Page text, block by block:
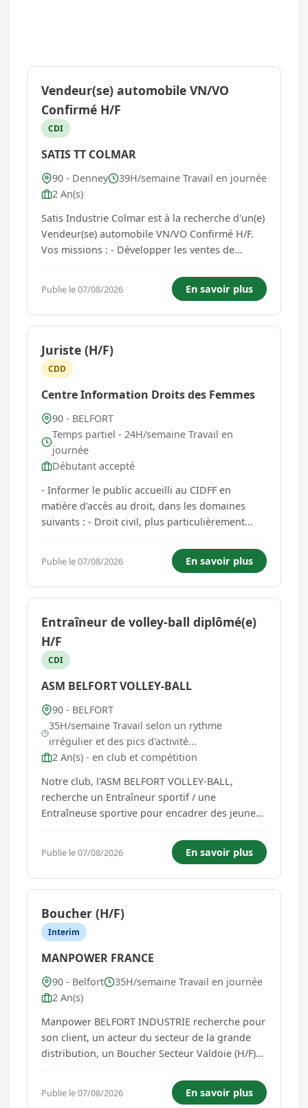
Vendeur(se) automobile VN/VO
Confirmé H/F
CDI
SATIS TT COLMAR
90 - Denney
39H/semaine Travail en journée
2 An(s)
Satis Industrie Colmar est à la recherche d'un(e)
Vendeur(se) automobile VN/VO Confirmé H/F.
Vos missions : - Développer les ventes de
clientèle de particuliers et de professionnels. -
Prospecter activement de nouveaux clients et
développer votre po...
Publie le 07/08/2026 En savoir plus
Juriste (H/F)
CDD
Centre Information Droits des Femmes
90 - BELFORT
Temps partiel - 24H/semaine Travail en
journée
Débutant accepté
- Informer le public accueilli au CIDFF en
matière d'accès au droit, dans les domaines
suivants : - Droit civil, plus particulièrement
étrangers - Droit pénal - Droit de fonction
publique - Et toute législation relative aux
discriminations sexistes...
Publie le 07/08/2026 En savoir plus
Entraîneur de volley-ball diplômé(e)
H/F
CDI
ASM BELFORT VOLLEY-BALL
90 - BELFORT
35H/semaine Travail selon un rythme
irrégulier et des pics d'activité...
2 An(s) - en club et compétition
Notre club, l'ASM BELFORT VOLLEY-BALL,
recherche un Entraîneur sportif / une
Entraîneuse sportive pour encadrer des jeunes
(entraînements et compétitions). > Encadrement
en autonomie. > Disponibilité soirs et weekend
demandés. > Expérience dans le mon...
Publie le 07/08/2026 En savoir plus
Boucher (H/F)
Interim
MANPOWER FRANCE
90 - Belfort
35H/semaine Travail en journée
2 An(s)
Manpower BELFORT INDUSTRIE recherche pour
son client, un acteur du secteur de la grande
distribution, un Boucher Secteur Valdoie (H/F)
boucher(e) expérimenté(e) dans le cadre d'une
mission d'intérim longue durée. Au sein d'une
Publie le 07/08/2026 En savoir plus